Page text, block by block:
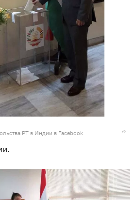
РТ в Индии в Facebook